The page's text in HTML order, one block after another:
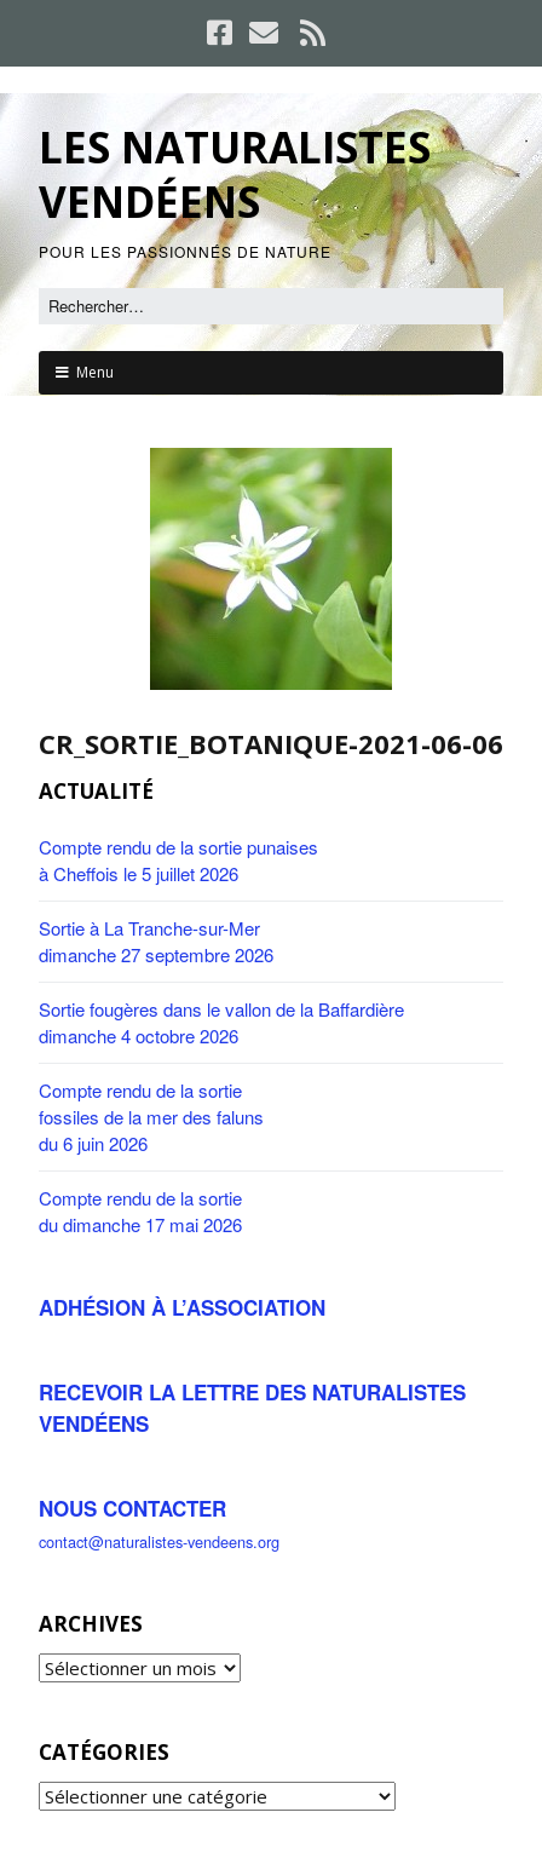
LES NATURALISTES
VENDÉENS
POUR LES PASSIONNÉS DE NATURE
Menu
CR_SORTIE_BOTANIQUE-2021-06-06
ACTUALITÉ
Compte rendu de la sortie punaises
à Cheffois le 5 juillet 2026
Sortie à La Tranche-sur-Mer
dimanche 27 septembre 2026
Sortie fougères dans le vallon de la Baffardière
dimanche 4 octobre 2026
Compte rendu de la sortie
fossiles de la mer des faluns
du 6 juin 2026
Compte rendu de la sortie
du dimanche 17 mai 2026
ADHÉSION À L’ASSOCIATION
RECEVOIR LA LETTRE DES NATURALISTES
VENDÉENS
NOUS CONTACTER
contact@naturalistes-vendeens.org
ARCHIVES
CATÉGORIES